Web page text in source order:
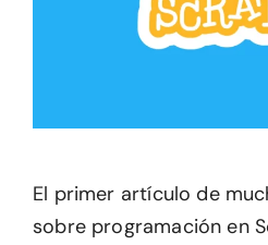
El primer artículo de
sobre programación en